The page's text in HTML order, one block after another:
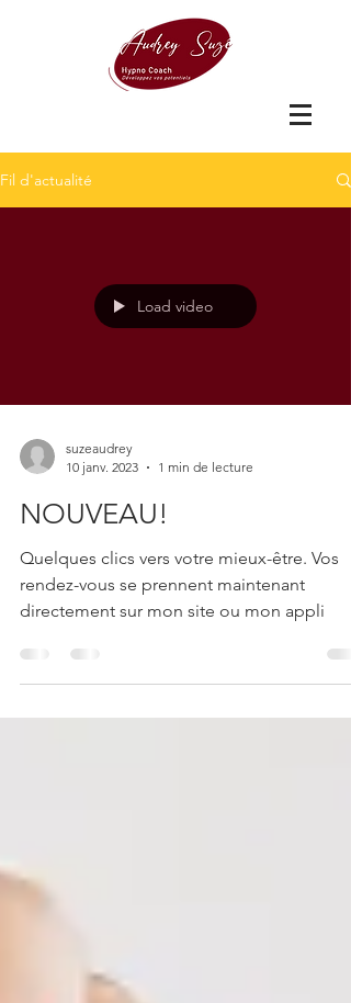
Fil d'actualité
Load video
suzeaudrey
10 janv. 2023
1 min de lecture
NOUVEAU!
Quelques clics vers votre mieux-être. Vos
rendez-vous se prennent maintenant
directement sur mon site ou mon appli